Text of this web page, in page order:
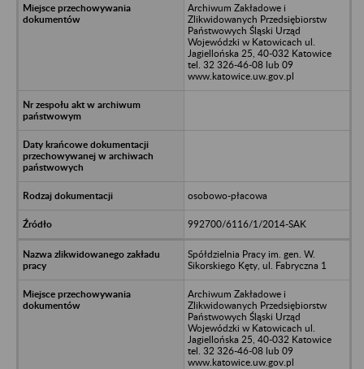
Archiwum Zakładowe i
Zlikwidowanych Przedsiębiorstw
Państwowych Śląski Urząd
Wojewódzki w Katowicach ul.
Jagiellońska 25, 40-032 Katowice
tel. 32 326-46-08 lub 09
www.katowice.uw.gov.pl
osobowo-płacowa
992700/6116/1/2014-SAK
Spółdzielnia Pracy im. gen. W.
Sikorskiego Kęty, ul. Fabryczna 1
Archiwum Zakładowe i
Zlikwidowanych Przedsiębiorstw
Państwowych Śląski Urząd
Wojewódzki w Katowicach ul.
Jagiellońska 25, 40-032 Katowice
tel. 32 326-46-08 lub 09
www.katowice.uw.gov.pl